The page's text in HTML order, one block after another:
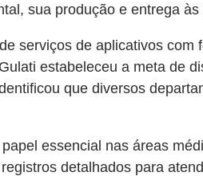
sua produção e entrega
serviços de aplicativos
estabeleceu a meta de
que diversos
essencial nas áreas
detalhados para